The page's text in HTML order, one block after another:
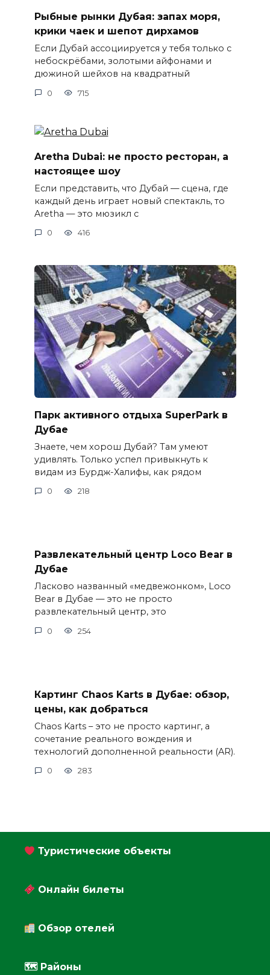
Рыбные рынки Дубая: запах моря,
крики чаек и шепот дирхамов
Если Дубай ассоциируется у тебя только с
небоскрёбами, золотыми айфонами и
дюжиной шейхов на квадратный
0 715
Aretha Dubai: не просто ресторан, а
настоящее шоу
Если представить, что Дубай — сцена, где
каждый день играет новый спектакль, то
Aretha — это мюзикл с
0 416
Парк активного отдыха SuperPark в
Дубае
Знаете, чем хорош Дубай? Там умеют
удивлять. Только успел привыкнуть к
видам из Бурдж-Халифы, как рядом
0 218
Развлекательный центр Loco Bear в
Дубае
Ласково названный «медвежонком», Loco
Bear в Дубае — это не просто
развлекательный центр, это
0 254
Картинг Chaos Karts в Дубае: обзор,
цены, как добраться
Chaos Karts – это не просто картинг, а
сочетание реального вождения и
технологий дополненной реальности (AR).
0 283
Туристические объекты
Онлайн билеты
Обзор отелей
🗺 Районы